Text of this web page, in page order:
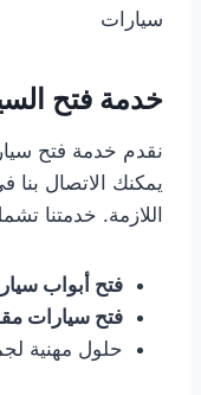
سيارات
خدمة فتح
نقدم خدمة فتح
يمكنك الاتصال
اللازمة. خدمتنا
فتح أبواب
فتح سيارات
حلول مهنية